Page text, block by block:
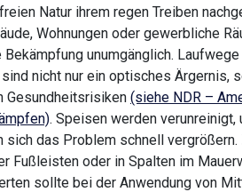
Natur ihrem regen Treiben
Wohnungen oder gewerbliche
Bekämpfung unumgänglich.
sind nicht nur ein optisches Ärgernis,
Gesundheitsrisiken (siehe NDR –
. Speisen werden
sich das Problem schnell
Fußleisten oder in Spalten im
sollte bei der Anwendung von